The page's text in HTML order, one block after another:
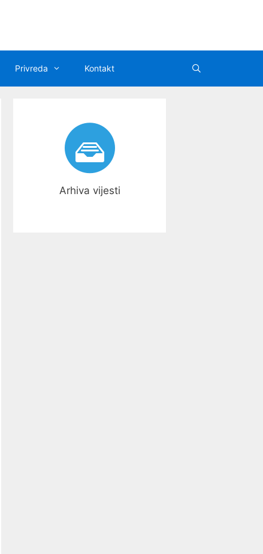
Privreda Kontakt
Arhiva vijesti